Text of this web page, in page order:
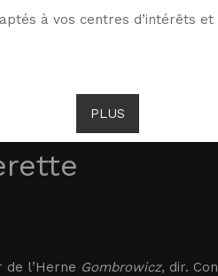
à vos centres d’intérêts
PLUS
de l’Herne Gombrowicz, dir.